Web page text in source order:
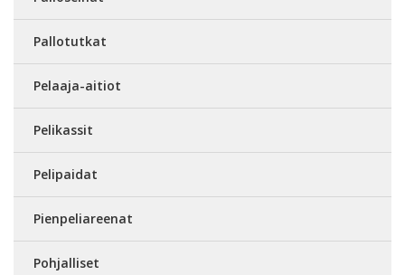
Pallotutkat
Pelaaja-aitiot
Pelikassit
Pelipaidat
Pienpeliareenat
Pohjalliset